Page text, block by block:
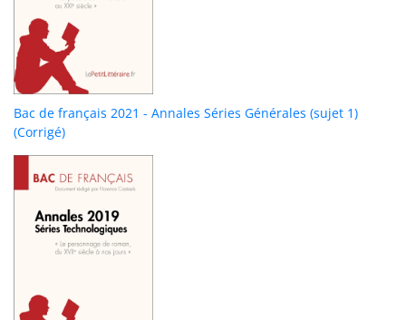
Bac de français 2021 - Annales Séries Générales (sujet 1)
(Corrigé)